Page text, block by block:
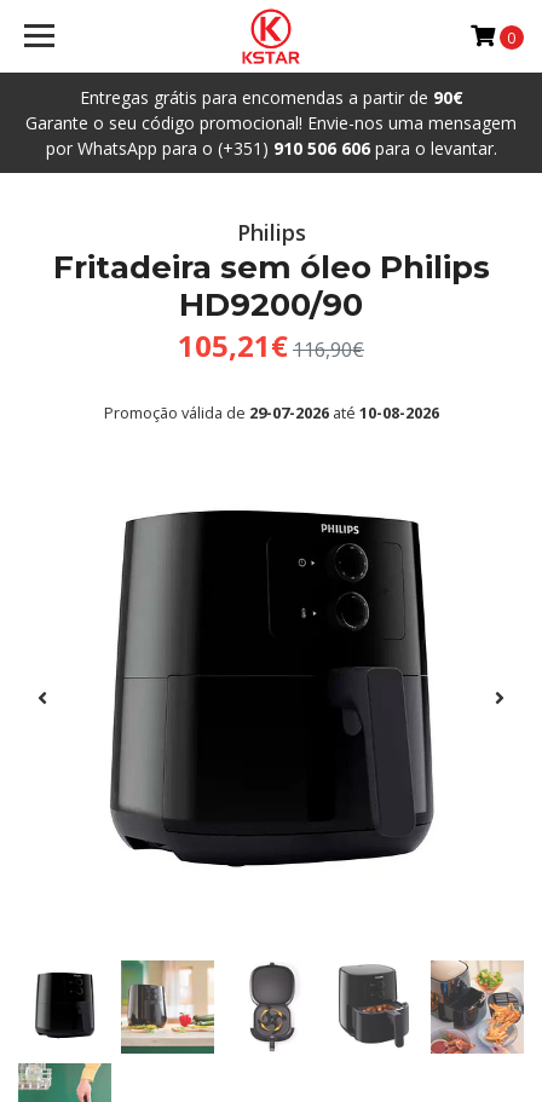
Entregas grátis para encomendas a partir de 90€
Garante o seu código promocional! Envie-nos uma mensagem
por WhatsApp para o (+351) 910 506 606para o levantar.
0
Philips
Fritadeira sem óleo Philips
HD9200/90
105,21€116,90€
Promoção válida de 29-07-2026até 10-08-2026